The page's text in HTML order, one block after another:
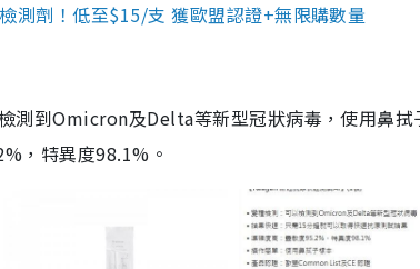
測劑！低至$15/支 獲歐盟認證+無限購數量
測到Omicron及Delta等新型冠狀病毒，使用鼻拭
，特異度98.1%。